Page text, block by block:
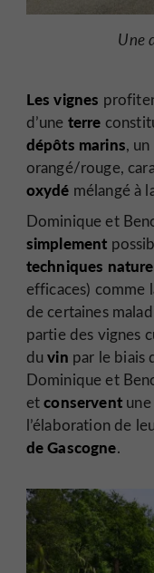
Une
Les vignes
d’une terre
dépôts marins,
orangé/rouge,
oxydé mélangé à
Dominique et
simplement
techniques
efficaces) comme
de certaines
partie des vignes
duvin par le biais
Dominique et
etconservent
l’élaboration de
de Gascogne.